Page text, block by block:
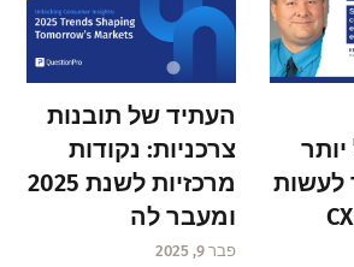
לעשות
| יום שלישי CX
העתיד של תובנות
צרכניות: נקודות
מרכזיות לשנת 2025
ומעבר לה
פבר 9, 2025